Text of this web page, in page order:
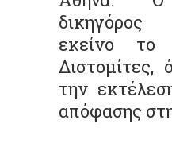
εκείνο το
Διστομίτες,
την
απόφασης